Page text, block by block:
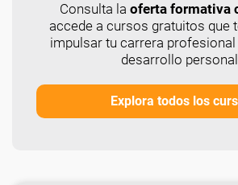
Consulta la oferta formativa
accede a cursos gratuitos que
impulsar tu carrera
desarrollo
Explora todos los